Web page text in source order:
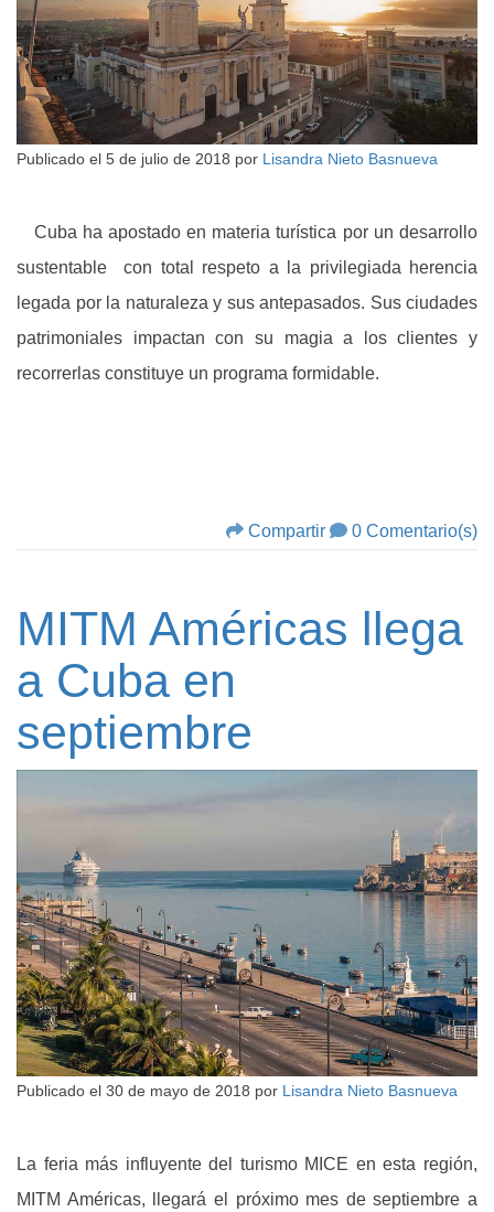
Publicado el 5 de julio de 2018 por Lisandra Nieto Basnueva
Cuba ha apostado en materia turística por un desarrollo
sustentable con total respeto a la privilegiada herencia
legada por la naturaleza y sus antepasados. Sus ciudades
patrimoniales impactan con su magia a los clientes y
recorrerlas constituye un programa formidable.
Compartir 0 Comentario(s)
MITM Américas llega
a Cuba en
septiembre
Publicado el 30 de mayo de 2018 por Lisandra Nieto Basnueva
La feria más influyente del turismo MICE en esta región,
MITM Américas, llegará el próximo mes de septiembre a